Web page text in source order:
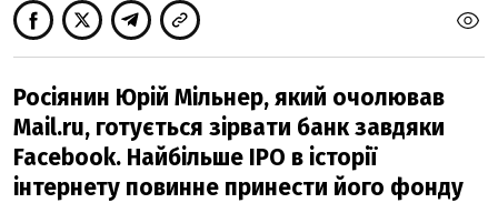
Росіянин Юрій Мільнер, який очолював
Mail.ru, готується зірвати банк завдяки
Facebook. Найбільше IPO в історії
інтернету повинне принести його фонду